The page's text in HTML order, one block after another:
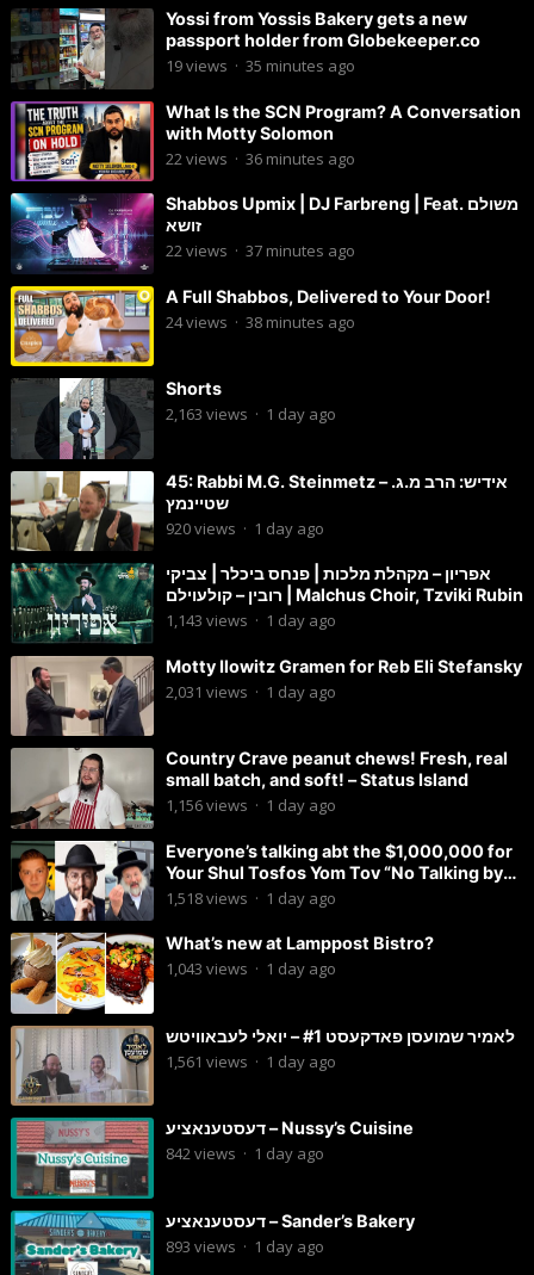
Yossi from Yossis Bakery gets a new
passport holder from Globekeeper.co
19views · 35 minutes ago
What Is the SCN Program? A Conversation
with Motty Solomon
22views · 36 minutes ago
Shabbos Upmix | DJ Farbreng | Feat. משולם
זושא
22views · 37 minutes ago
A Full Shabbos, Delivered to Your Door!
24views · 38 minutes ago
Shorts
2,163 views · 1 day ago
45: Rabbi M.G. Steinmetz – אידיש: הרב מ.ג.
שטיינמץ
920views · 1 day ago
אפריון – מקהלת מלכות | פנחס ביכלר | צביקי
רובין – קולעוילם | Malchus Choir, Tzviki Rubin
1,143 views · 1 day ago
Motty Ilowitz Gramen for Reb Eli Stefansky
2,031 views · 1 day ago
Country Crave peanut chews! Fresh, real
small batch, and soft! – Status Island
1,156views · 1 day ago
Everyone’s talking abt the $1,000,000 for
Your Shul Tosfos Yom Tov “No Talking by
Davening” movement
1,518views · 1 day ago
What’s new at Lamppost Bistro?
1,043 views · 1 day ago
לאמיר שמועסן פאדקעסט #1 – יואלי לעבאוויטש
1,561 views · 1 day ago
דעסטענאציע – Nussy’s Cuisine
842views · 1 day ago
דעסטענאציע – Sander’s Bakery
893 views · 1 day ago